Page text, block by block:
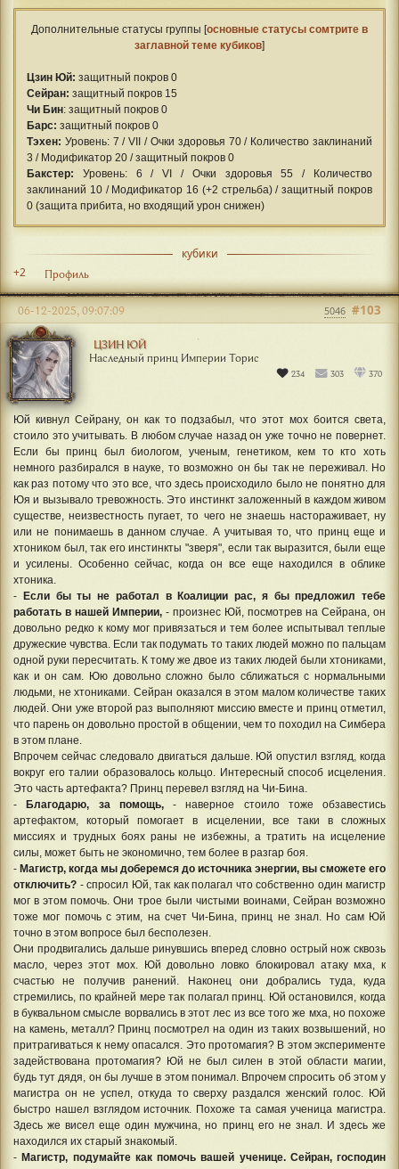
Дополнительные статусы группы [основные статусы сомтрите в
заглавной теме кубиков]
Цзин Юй: защитный покров 0
Сейран: защитный покров 15
Чи Бин: защитный покров 0
Барс: защитный покров 0
Тэхен: Уровень: 7 / VII / Очки здоровья 70 / Количество заклинаний
3 / Модификатор 20 / защитный покров 0
Бакстер: Уровень: 6 / VI / Очки здоровья 55 / Количество
заклинаний 10 / Модификатор 16 (+2 стрельба) / защитный покров
0 (защита прибита, но входящий урон снижен)
кубики
+2
Профиль
ЦЗИН ЮЙ
Наследный принц Империи Торис
234 303 370
#103
06-12-2025, 09:07:09 5046
Юй кивнул Сейрану, он как то подзабыл, что этот мох боится света,
стоило это учитывать. В любом случае назад он уже точно не повернет.
Если бы принц был биологом, ученым, генетиком, кем то кто хоть
немного разбирался в науке, то возможно он бы так не переживал. Но
как раз потому что это все, что здесь происходило было не понятно для
Юя и вызывало тревожность. Это инстинкт заложенный в каждом живом
существе, неизвестность пугает, то чего не знаешь настораживает, ну
или не понимаешь в данном случае. А учитывая то, что принц еще и
хтоником был, так его инстинкты "зверя", если так выразится, были еще
и усилены. Особенно сейчас, когда он все еще находился в облике
хтоника.
-
Если бы ты не работал в Коалиции рас, я бы предложил тебе
работать в нашей Империи, - произнес Юй, посмотрев на Сейрана, он
довольно редко к кому мог привязаться и тем более испытывал теплые
дружеские чувства. Если так подумать то таких людей можно по пальцам
одной руки пересчитать. К тому же двое из таких людей были хтониками,
как и он сам. Юю довольно сложно было сближаться с нормальными
людьми, не хтониками. Сейран оказался в этом малом количестве таких
людей. Они уже второй раз выполняют миссию вместе и принц отметил,
что парень он довольно простой в общении, чем то походил на Симбера
в этом плане.
Впрочем сейчас следовало двигаться дальше. Юй опустил взгляд, когда
вокруг его талии образовалось кольцо. Интересный способ исцеления.
Это часть артефакта? Принц перевел взгляд на Чи-Бина.
-
Благодарю, за помощь,- наверное стоило тоже обзавестись
артефактом, который помогает в исцелении, все таки в сложных
миссиях и трудных боях раны не избежны, а тратить на исцеление
силы, может быть не экономично, тем более в разгар боя.
- Магистр, когда мы доберемся до источника энергии, вы сможете его
отключить? - спросил Юй, так как полагал что собственно один магистр
мог в этом помочь. Они трое были чистыми воинами, Сейран возможно
тоже мог помочь с этим, на счет Чи-Бина, принц не знал. Но сам Юй
точно в этом вопросе был бесполезен.
Они продвигались дальше ринувшись вперед словно острый нож сквозь
масло, через этот мох. Юй довольно ловко блокировал атаку мха, к
счастью не получив ранений. Наконец они добрались туда, куда
стремились, по крайней мере так полагал принц. Юй остановился, когда
в буквальном смысле ворвались в этот лес из все того же мха, но похоже
на камень, металл? Принц посмотрел на один из таких возвышений, но
притрагиваться к нему опасался. Это протомагия? В этом эксперименте
задействована протомагия? Юй не был силен в этой области магии,
будь тут дядя, он бы лучше в этом понимал. Впрочем спросить об этом у
магистра он не успел, откуда то сверху раздался женский голос. Юй
быстро нашел взглядом источник. Похоже та самая ученица магистра.
Здесь же висел еще один мужчина, но принц его не знал. И здесь же
находился их старый знакомый.
- Магистр, подумайте как помочь вашей ученице. Сейран, господин